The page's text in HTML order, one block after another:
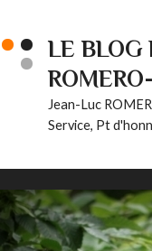
LE BLOG
Jean-Luc
Service, Pt